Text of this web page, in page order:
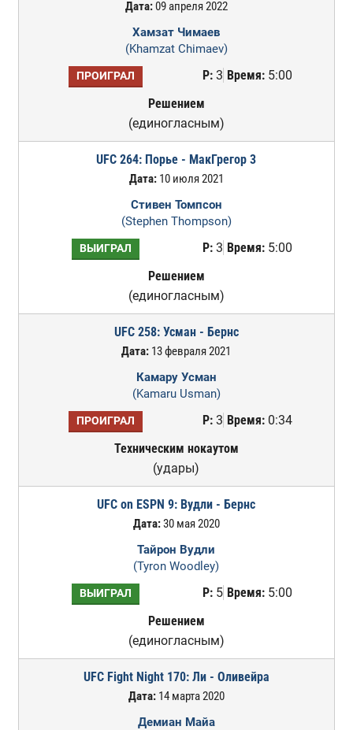
Дата:09 апреля 2022
Хамзат Чимаев
(Khamzat Chimaev)
ПРОИГРАЛ Р:3 Время:5:00
Решением
(единогласным)
UFC 264: Порье - МакГрегор 3
Дата:10 июля 2021
Стивен Томпсон
(Stephen Thompson)
ВЫИГРАЛ Р:3 Время:5:00
Решением
(единогласным)
UFC 258: Усман - Бернс
Дата: 13 февраля 2021
Камару Усман
(Kamaru Usman)
ПРОИГРАЛ Р:3 Время:0:34
Техническим нокаутом
(удары)
UFC on ESPN 9: Вудли - Бернс
Дата:30 мая 2020
Тайрон Вудли
(Tyron Woodley)
ВЫИГРАЛ Р:5 Время:5:00
Решением
(единогласным)
UFC Fight Night 170: Ли - Оливейра
Дата:14 марта 2020
Демиан Майа